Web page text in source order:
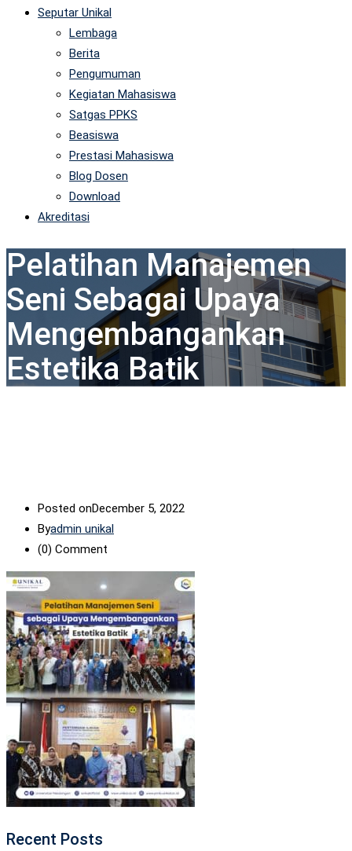
Seputar Unikal
Lembaga
Berita
Pengumuman
Kegiatan Mahasiswa
Satgas PPKS
Beasiswa
Prestasi Mahasiswa
Blog Dosen
Download
Akreditasi
Pelatihan Manajemen
Seni Sebagai Upaya
Mengembangankan
Estetika Batik
Posted onDecember 5, 2022
Byadmin unikal
(0) Comment
Recent Posts